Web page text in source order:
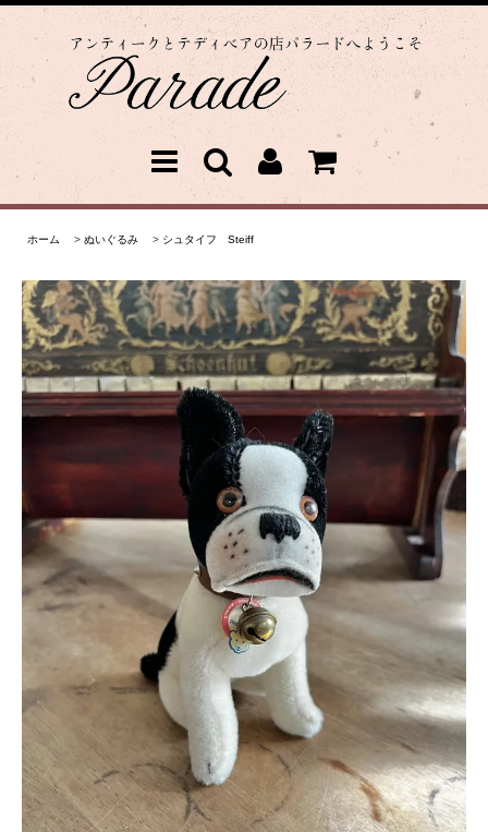
ホーム > ぬいぐるみ > シュタイフ Steiff